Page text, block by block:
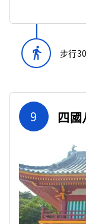
directions_walk 步行
9 四國